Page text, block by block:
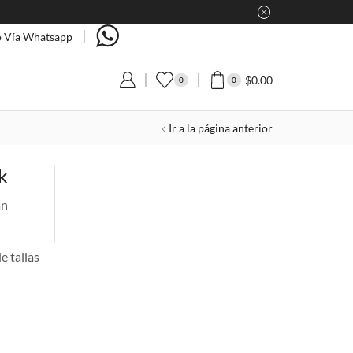
Vía Whatsapp
0 0 $0.00
Ir a la página anterior
tallas